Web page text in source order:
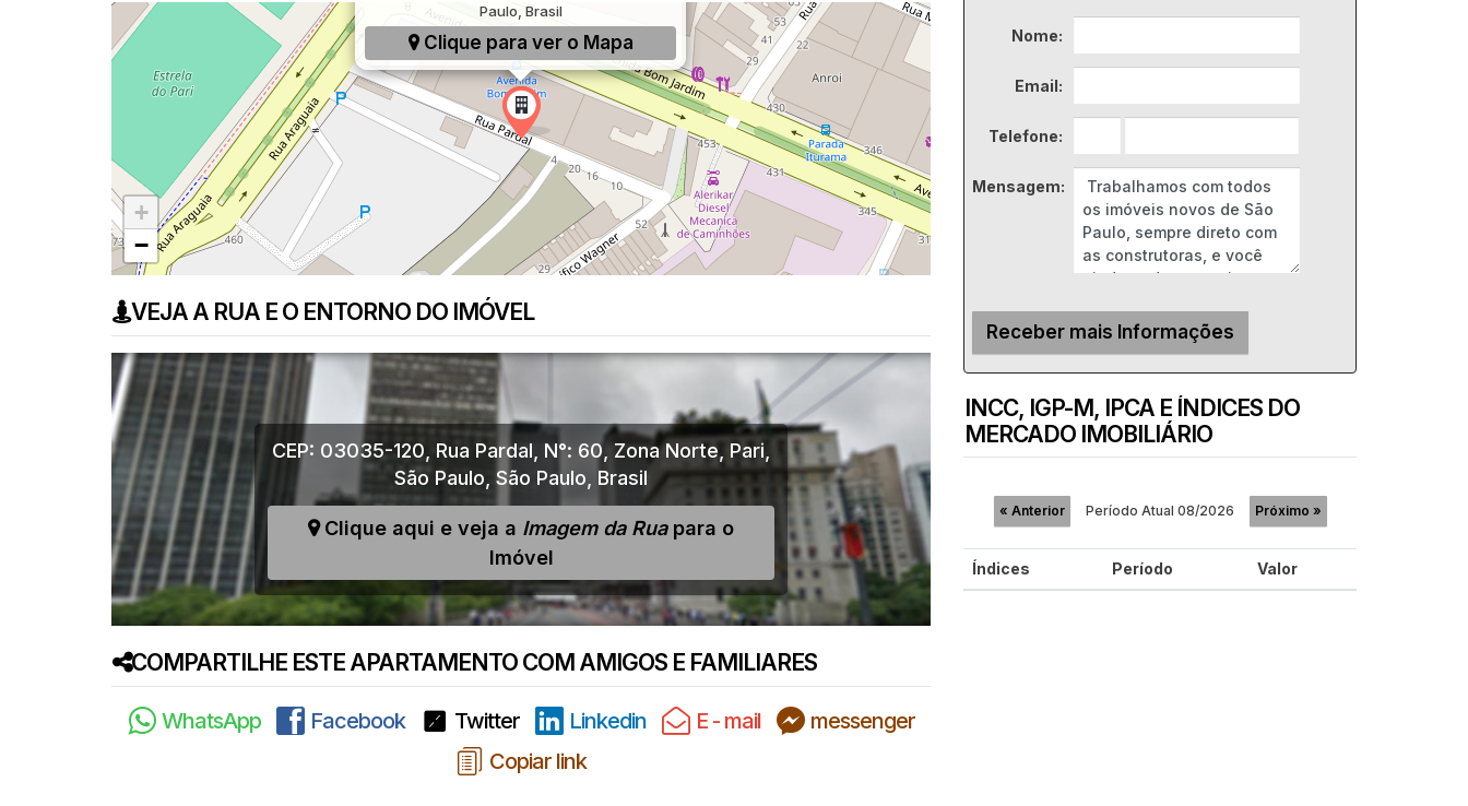
Paulo, Brasil
Clique para ver o Mapa
+
−
VEJA A RUA E O ENTORNO DO IMÓVEL
CEP: 03035-120 Rua Pardal N°: 60 Zona Norte Pari
São Paulo São Paulo Brasil
Clique aqui e veja a Imagem da Ruapara o
Imóvel
COMPARTILHE ESTE APARTAMENTO COM AMIGOS E FAMILIARES
WhatsApp Facebook Twitter Linkedin E - mail
messenger
Copiar link
Nome:
Email:
Telefone:
Mensagem:
INCC, IGP-M, IPCA E ÍNDICES DO
MERCADO IMOBILIÁRIO
« Anterior Período Atual 08/2026 Próximo »
Índices Período Valor